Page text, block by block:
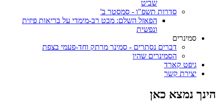
שביט
סדרות תשפ"ו - סמסטר ב'
הפאזל השלם: מבט רב-מימדי על בריאות פיזית
ונפשית
סמינרים
דברים נסתרים - סמינר מרתק וחד-פעמי בצפת
הסמינרים שהיו
גיפט קארד
יצירת קשר
הינך נמצא כאן